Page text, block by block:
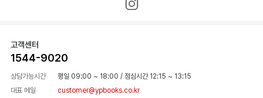
고객센터
1544-9020
상담가능시간 평일 09:00 ~ 18:00 / 점심시간 12:15 ~ 13:15
대표 메일
customer@ypbooks.co.kr